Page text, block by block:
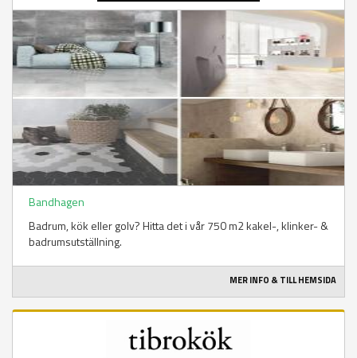
Bandhagen
Badrum, kök eller golv? Hitta det i vår 750 m2 kakel-, klinker- &
badrumsutställning.
MER INFO & TILL HEMSIDA